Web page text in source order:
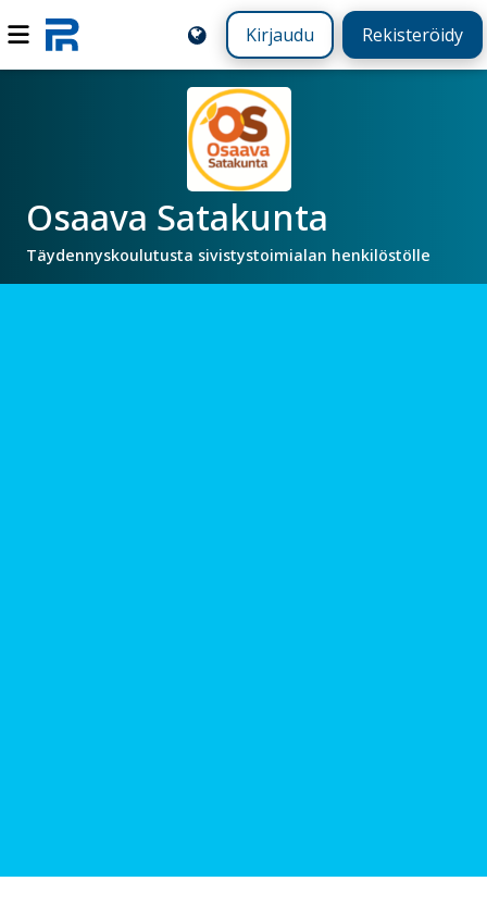
Kirjaudu Rekisteröidy
Osaava Satakunta
Täydennyskoulutusta sivistystoimialan henkilöstölle